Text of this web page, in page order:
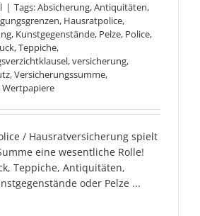
| Tags:Absicherung,Antiquitäten,
, Hausratpolice,
, Kunstgegenstände, Pelze, Police,
,Teppiche,
,versicherung,
,Versicherungssumme,
Wertpapiere
/ Hausratversicherung spielt
eine wesentliche Rolle!
Teppiche, Antiquitäten,
oder Pelze ...